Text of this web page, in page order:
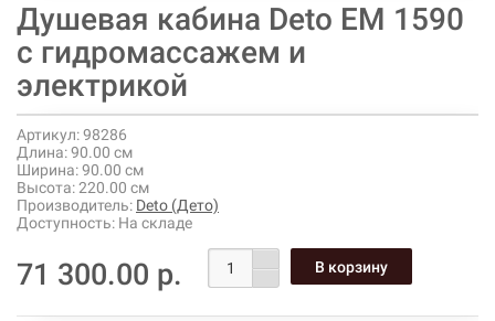
Душевая кабина Deto ЕМ 1590
с гидромассажем и
электрикой
Артикул:98286
Длина:90.00 см
Ширина:90.00 см
Высота:220.00 см
Производитель: Deto (Дето)
Доступность: На складе
71 300.00 р.